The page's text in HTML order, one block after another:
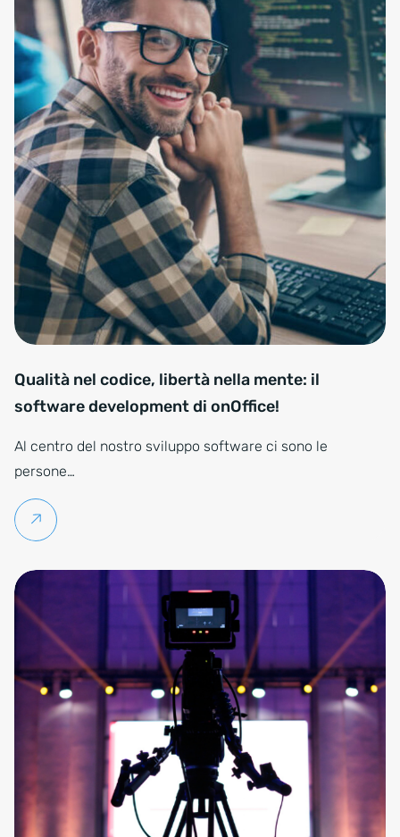
Qualità nel codice, libertà nella mente: il
software development di onOffice!
Al centro del nostro sviluppo software ci sono le
persone…
Per saperne di più